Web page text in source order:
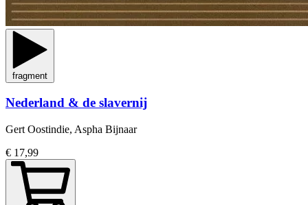
fragment
Nederland & de slavernij
Gert Oostindie, Aspha Bijnaar
€ 17,99